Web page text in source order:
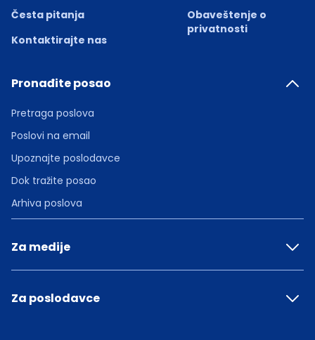
Česta pitanja
Kontaktirajte nas
Obaveštenje o
privatnosti
Pronađite posao
Pretraga poslova
Poslovi na email
Upoznajte poslodavce
Dok tražite posao
Arhiva poslova
Za medije
Za poslodavce